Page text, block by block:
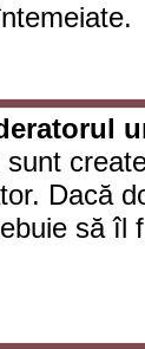
Dacă
să îl